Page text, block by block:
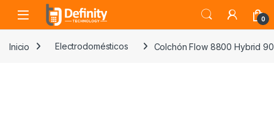
Skip to navigation
Skip to content
Open 0
Inicio Electrodomésticos Colchón Flow 8800 Hybrid